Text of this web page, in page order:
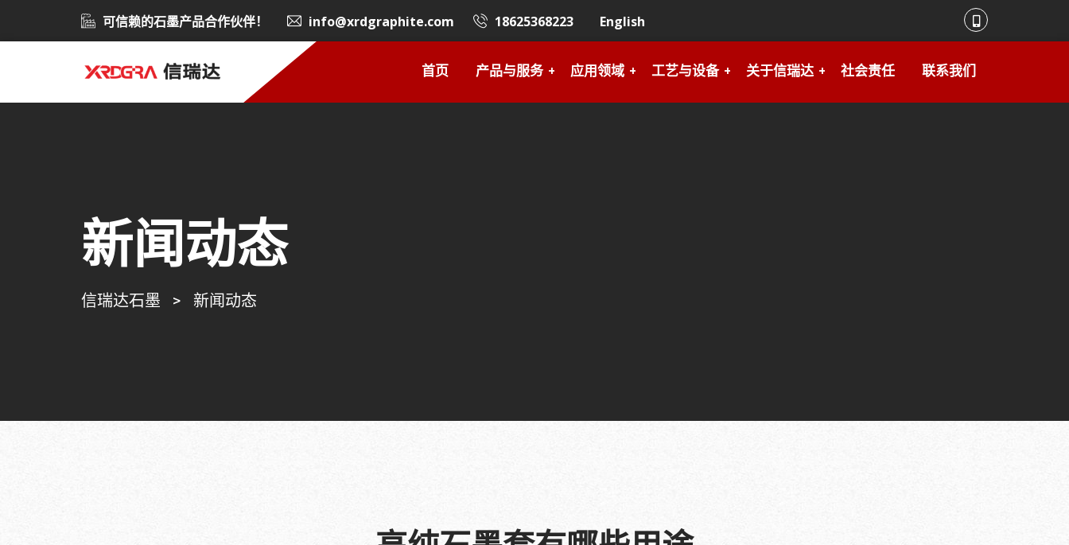
可信赖的石墨产品合作伙伴！ info@xrdgraphite.com 18625368223 English
首页 产品与服务 应用领域 工艺与设备 关于信瑞达 社会责任 联系我们
新闻动态
信瑞达石墨 > 新闻动态